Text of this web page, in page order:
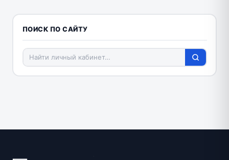
ПОИСК ПО САЙТУ